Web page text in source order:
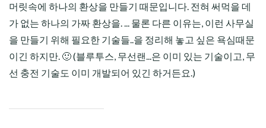
머릿속에 하나의 환상을 만들기 때문입니다. 전혀 써먹을 데
가 없는 하나의 가짜 환상을. ... 물론 다른 이유는, 이런 사무실
을 만들기 위해 필요한 기술들..을 정리해 놓고 싶은 욕심때문
이긴 하지만. 🙂 (블루투스, 무선랜...은 이미 있는 기술이고, 무
선 충전 기술도 이미 개발되어 있긴 하거든요.)